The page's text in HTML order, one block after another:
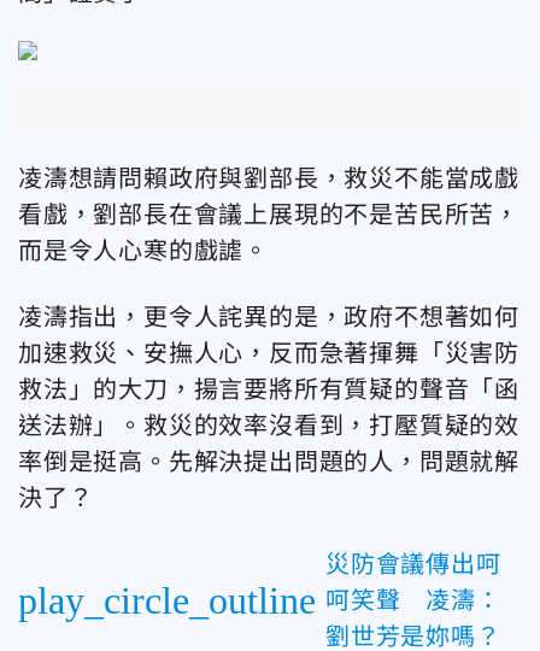
凌濤想請問賴政府與劉部長，救災不能當成戲
看戲，劉部長在會議上展現的不是苦民所苦，
而是令人心寒的戲謔。
凌濤指出，更令人詫異的是，政府不想著如何
加速救災、安撫人心，反而急著揮舞「災害防
救法」的大刀，揚言要將所有質疑的聲音「函
送法辦」。救災的效率沒看到，打壓質疑的效
率倒是挺高。先解決提出問題的人，問題就解
決了？
play_circle_outline
災防會議傳出呵
呵笑聲 凌濤：
劉世芳是妳嗎？